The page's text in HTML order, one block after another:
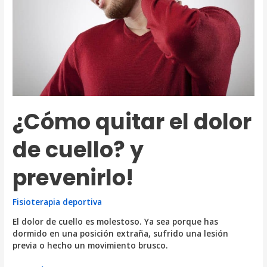
¿Cómo quitar el dolor
de cuello? y
prevenirlo!
Fisioterapia deportiva
El dolor de cuello es molestoso. Ya sea porque has
dormido en una posición extraña, sufrido una lesión
previa o hecho un movimiento brusco.